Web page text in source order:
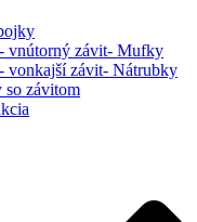
vnútorný závit- Mufky
vonkajší závit- Nátrubky
so závitom